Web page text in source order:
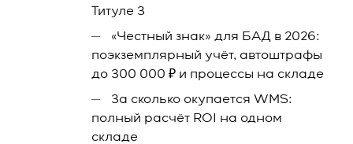
Титуле 3
«Честный знак» для БАД в 2026:
поэкземплярный учёт, автоштрафы
до 300 000 ₽ и процессы на складе
За сколько окупается WMS:
полный расчёт ROI на одном
складе